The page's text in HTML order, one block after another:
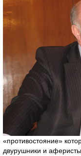
«противостояние»
двурушники и